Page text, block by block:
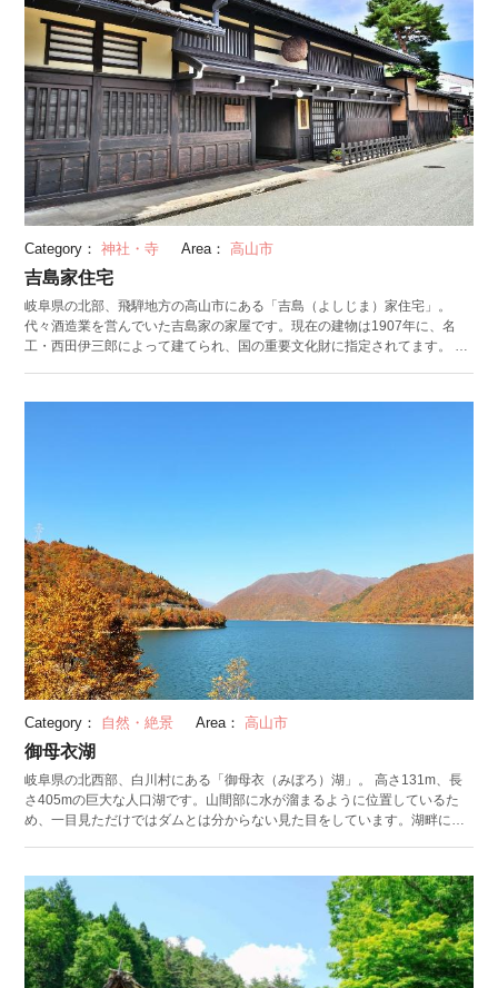
毎朝、地元でとれた野菜や果物、岐阜の伝統工芸品「さるぼぼ」など、
様々な品が並びます。
Category： 神社・寺 Area： 高山市
吉島家住宅
岐阜県の北部、飛騨地方の高山市にある「吉島（よしじま）家住宅」。
代々酒造業を営んでいた吉島家の家屋です。現在の建物は1907年に、名
工・西田伊三郎によって建てられ、国の重要文化財に指定されてます。 内
るなどの工夫も施されています。外観に見られるのは、出格子と入格子。
Category： 自然・絶景 Area： 高山市
御母衣湖
岐阜県の北西部、白川村にある「御母衣（みぼろ）湖」。 高さ131m、長
さ405mの巨大な人口湖です。山間部に水が溜まるように位置しているた
め、一目見ただけではダムとは分からない見た目をしています。湖畔に沿
まで伸びていく湖面を眺められます。 南側には「ドライブインみぼろ湖」
があり、湖の目の前で車を停めることも。春から秋にかけて併設されてい
るキャンプ場がオープンし、湖畔でのキャンプを楽しめます。